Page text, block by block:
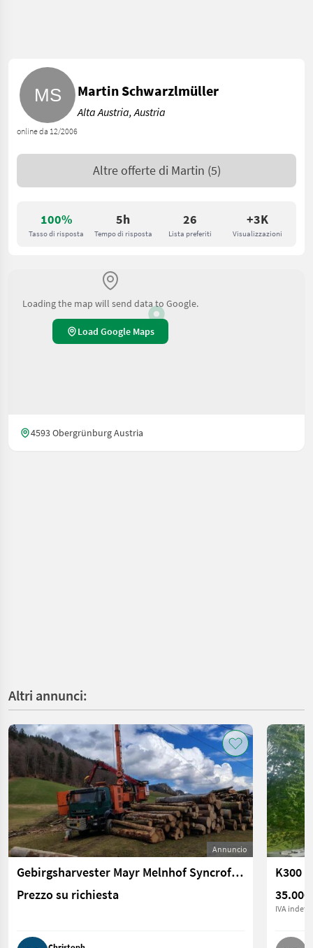
100%
Tasso di risposta
5h
Tempo di risposta
26
Lista preferiti
+3K
Visualizzazioni
online da 12/2006
Martin Schwarzlmüller
Alta Austria, Austria
Altre offerte di Martin (5)
Loading the map will send data to Google.
Load Google Maps
4593 Obergrünburg Austria
Altri annunci:
Annuncio
Gebirgsharvester Mayr Melnhof Syncrofalke
Prezzo su richiesta
K300
35.000
IVA